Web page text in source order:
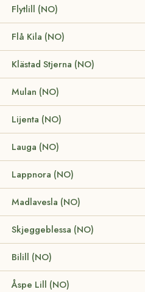
Flytlill (NO)
Flå Kila (NO)
Klästad Stjerna (NO)
Mulan (NO)
Lijenta (NO)
Lauga (NO)
Lappnora (NO)
Madlavesla (NO)
Skjeggeblessa (NO)
Bilill (NO)
Åspe Lill (NO)